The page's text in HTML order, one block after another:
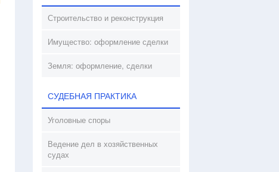
Строительство и реконструкция
Имущество: оформление сделки
Земля: оформление, сделки
СУДЕБНАЯ ПРАКТИКА
Уголовные споры
Ведение дел в хозяйственных
судах